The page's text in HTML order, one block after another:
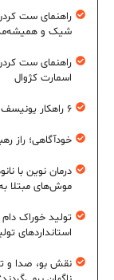
شیک و
راهنمای ست
اسمارت کژوال
۶ راهکار یونیسف برای پرورش عادت‌های غذایی سالم در کودکان
خودآگاهی؛ راز
موش‌های مبتلا
تولید خوراک
استانداردهای
نقش بو، صدا و